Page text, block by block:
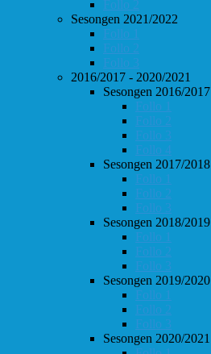
Follo 2
Sesongen 2021/2022
Follo 1
Follo 2
Follo 3
2016/2017 - 2020/2021
Sesongen 2016/2017
Follo 1
Follo 2
Follo 3
Follo 4
Sesongen 2017/2018
Follo 1
Follo 2
Follo 3
Sesongen 2018/2019
Follo 1
Follo 2
Follo 3
Sesongen 2019/2020
Follo 1
Follo 2
Follo 3
Sesongen 2020/2021